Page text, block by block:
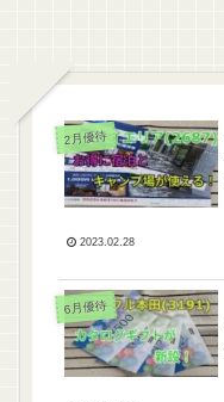
2月優待
2023.02.28
6月優待